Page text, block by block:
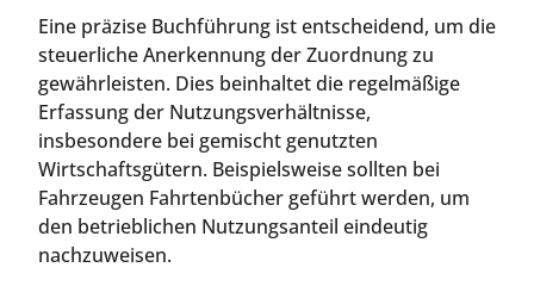
Eine präzise Buchführung ist entscheidend, um die
steuerliche Anerkennung der Zuordnung zu
gewährleisten. Dies beinhaltet die regelmäßige
Erfassung der Nutzungsverhältnisse,
insbesondere bei gemischt genutzten
Wirtschaftsgütern. Beispielsweise sollten bei
Fahrzeugen Fahrtenbücher geführt werden, um
den betrieblichen Nutzungsanteil eindeutig
nachzuweisen.